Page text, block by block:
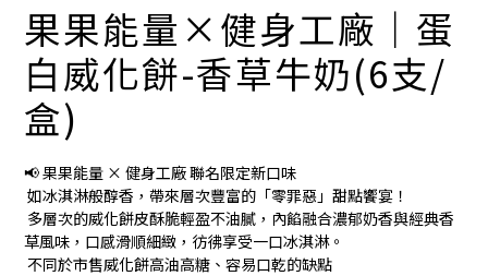
【8月8日】🎉 果果會員日 💪全店任選滿 $2488 立減 $488
果果能量×健身工廠｜蛋
白威化餅-香草牛奶(6支/
盒)
📢 果果能量 × 健身工廠 聯名限定新口味
如冰淇淋般醇香，帶來層次豐富的「零罪惡」甜點饗宴！
草風味，口感滑順細緻，彷彿享受一口冰淇淋。
不同於市售威化餅高油高糖、容易口乾的缺點